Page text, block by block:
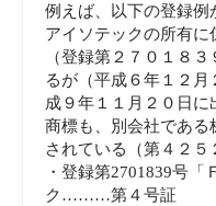
例えば、以下の登録例
アイソテックの所有
（登録第２７０１８
るが（平成６年１２
成９年１１月２０日
商標も、別会社であ
されている（第４２５
・登録第2701839号「
ク………第４号証